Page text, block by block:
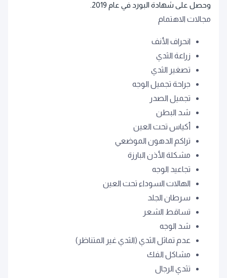
وحصل على شهادة البورد في عام 2019.
مجالات الاهتمام
انحراف الأنف
زراعة الثدي
تصغير الثدي
جراحة تجميل الوجه
تجميل الصدر
شد البطن
أكياس تحت العين
تراكم الدهون الموضعي
مشكلة الأذن البارزة
تجاعيد الوجه
الهالات السوداء تحت العين
سرطان الجلد
تساقط الشعر
شد الوجه
عدم تماثل الثدي (الثدي غير المتناظر)
مشاكل الفك
تثدي الرجال